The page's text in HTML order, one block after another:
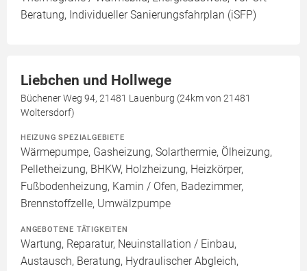
Beratung, Individueller Sanierungsfahrplan (iSFP)
Liebchen und Hollwege
Büchener Weg 94, 21481 Lauenburg (24km von 21481
Woltersdorf)
HEIZUNG SPEZIALGEBIETE
Wärmepumpe, Gasheizung, Solarthermie, Ölheizung,
Pelletheizung, BHKW, Holzheizung, Heizkörper,
Fußbodenheizung, Kamin / Ofen, Badezimmer,
Brennstoffzelle, Umwälzpumpe
ANGEBOTENE TÄTIGKEITEN
Wartung, Reparatur, Neuinstallation / Einbau,
Austausch, Beratung, Hydraulischer Abgleich,